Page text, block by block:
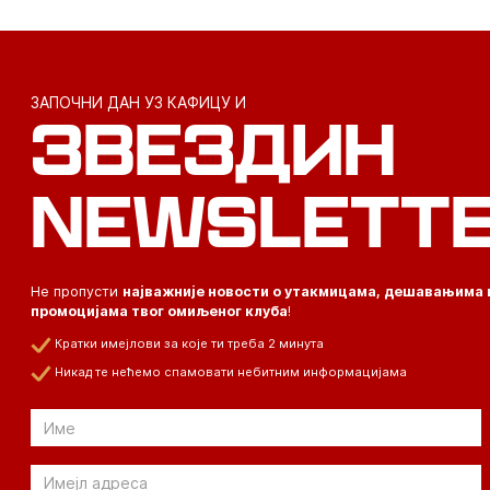
ЗАПОЧНИ ДАН УЗ КАФИЦУ И
ЗВЕЗДИН
Не пропусти најважније новости о утакмицама, дешавањима
промоцијама твог омиљеног клуба!
Кратки имејлови за које ти треба 2 минута
Никад те нећемо спамовати небитним информацијама
Email
Email